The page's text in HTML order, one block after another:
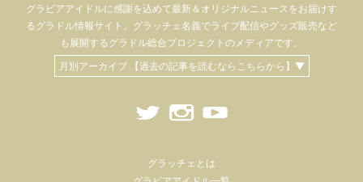
グラビアアイドルに感謝を込めて最新＆オリジナルニュースをお届けす
るグラドル情報サイト。 グラッチェ名義でライブ配信やグッズ販売など
も 展開するグラドル総合プロジェクトのメディアです。
月別アーカイブ 【過去の記事を読むならこちらから】▼
グラッチェとは